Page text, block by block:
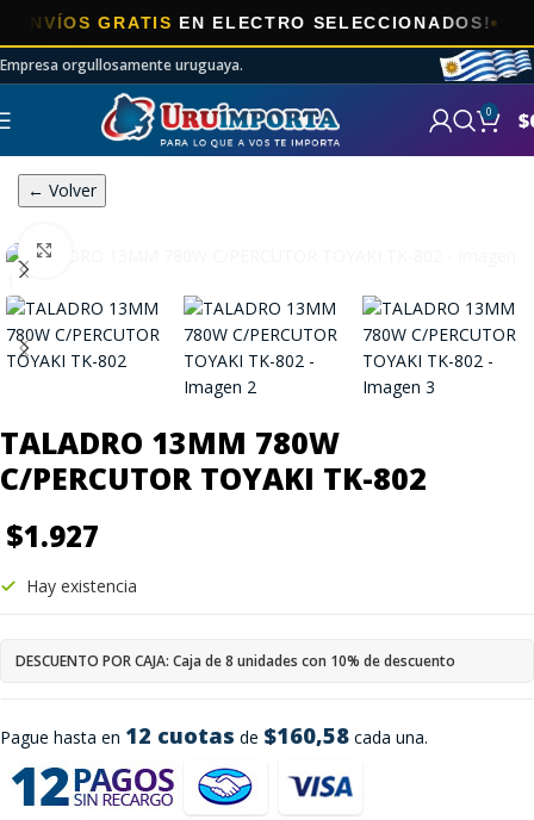
GRATIS EN ELECTRO SELECCIONADOS!
Empresa orgullosamente uruguaya.
0 $
← Volver
TALADRO 13MM 780W
C/PERCUTOR TOYAKI TK-802
$1.927
Pague hasta en 12 cuotas de $160,58 cada una.
Hay existencia
DESCUENTO POR CAJA: Caja de 8 unidades con 10% de descuento